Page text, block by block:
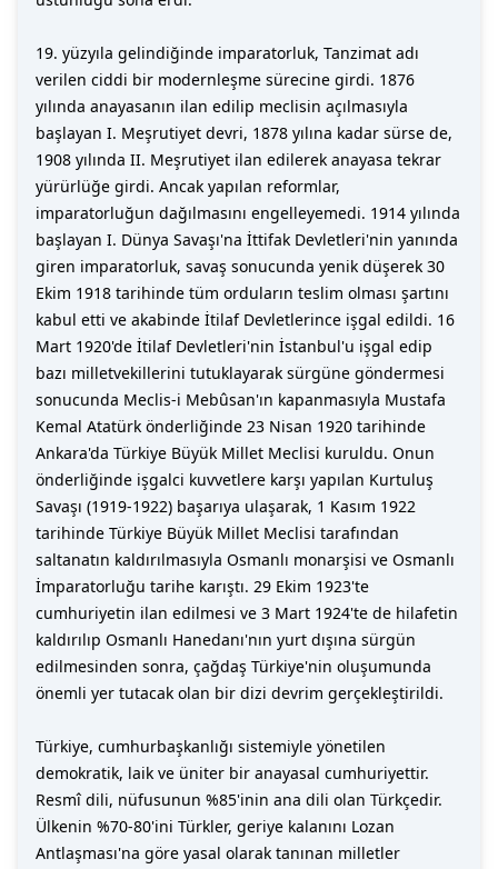
19. yüzyıla gelindiğinde imparatorluk, Tanzimat adı
verilen ciddi bir modernleşme sürecine girdi. 1876
yılında anayasanın ilan edilip meclisin açılmasıyla
başlayan I. Meşrutiyet devri, 1878 yılına kadar sürse de,
1908 yılında II. Meşrutiyet ilan edilerek anayasa tekrar
yürürlüğe girdi. Ancak yapılan reformlar,
imparatorluğun dağılmasını engelleyemedi. 1914 yılında
başlayan I. Dünya Savaşı'na İttifak Devletleri'nin yanında
giren imparatorluk, savaş sonucunda yenik düşerek 30
Ekim 1918 tarihinde tüm orduların teslim olması şartını
kabul etti ve akabinde İtilaf Devletlerince işgal edildi. 16
Mart 1920'de İtilaf Devletleri'nin İstanbul'u işgal edip
bazı milletvekillerini tutuklayarak sürgüne göndermesi
sonucunda Meclis-i Mebûsan'ın kapanmasıyla Mustafa
Kemal Atatürk önderliğinde 23 Nisan 1920 tarihinde
Ankara'da Türkiye Büyük Millet Meclisi kuruldu. Onun
önderliğinde işgalci kuvvetlere karşı yapılan Kurtuluş
Savaşı (1919-1922) başarıya ulaşarak, 1 Kasım 1922
tarihinde Türkiye Büyük Millet Meclisi tarafından
saltanatın kaldırılmasıyla Osmanlı monarşisi ve Osmanlı
İmparatorluğu tarihe karıştı. 29 Ekim 1923'te
cumhuriyetin ilan edilmesi ve 3 Mart 1924'te de hilafetin
kaldırılıp Osmanlı Hanedanı'nın yurt dışına sürgün
edilmesinden sonra, çağdaş Türkiye'nin oluşumunda
önemli yer tutacak olan bir dizi devrim gerçekleştirildi.
Türkiye, cumhurbaşkanlığı sistemiyle yönetilen
demokratik, laik ve üniter bir anayasal cumhuriyettir.
Resmî dili, nüfusunun %85'inin ana dili olan Türkçedir.
Ülkenin %70-80'ini Türkler, geriye kalanını Lozan
Antlaşması'na göre yasal olarak tanınan milletler